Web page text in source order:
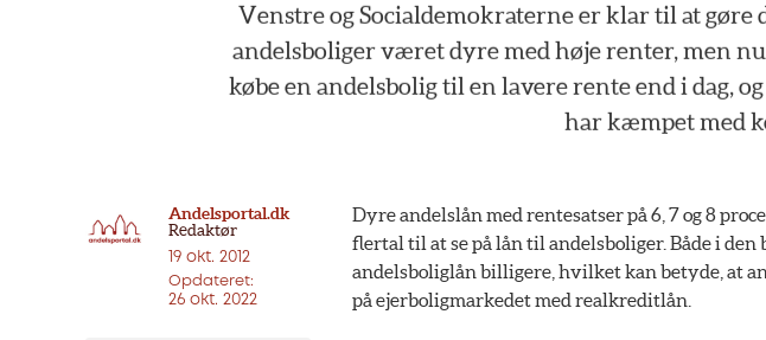
Venstre og Socialdemokraterne er klar til at gøre
andelsboligerværetdyremedhøjerenter,men nu
købeen andelsboligtil en lavererenteendi dag,og
harkæmpetmed
Andelsportal.dk
Redaktør
19 okt. 2012
Opdateret:
26 okt. 2022
Dyre andelslån med rentesatser på 6, 7 og 8
flertal til at se på lån til andelsboliger. Både i den
andelsboliglån billigere, hvilket kan betyde, at
på ejerboligmarkedet med realkreditlån.